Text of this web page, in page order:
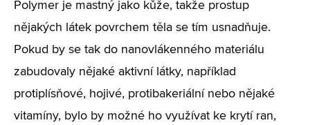
Polymer je mastný jako kůže, takže prostup
nějakých látek povrchem těla se tím usnadňuje.
Pokud by se tak do nanovlákenného materiálu
zabudovaly nějaké aktivní látky, například
protiplísňové, hojivé, protibakeriální nebo nějaké
vitamíny, bylo by možné ho využívat ke krytí ran,